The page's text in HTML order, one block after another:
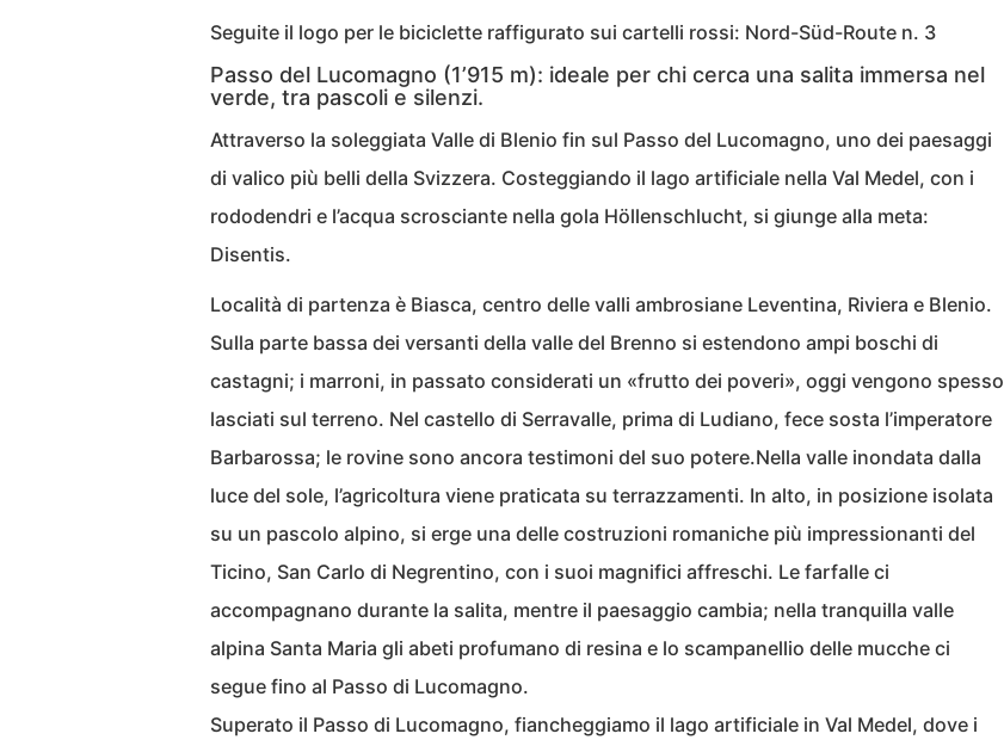
Seguite il logo per le biciclette raffigurato sui cartelli rossi: Nord-Süd-Route n. 3
Passo del Lucomagno (1’915 m): ideale per chi cerca una salita immersa nel
verde, tra pascoli e silenzi.
Attraverso la soleggiata Valle di Blenio fin sul Passo del Lucomagno, uno dei paesaggi
di valico più belli della Svizzera. Costeggiando il lago artificiale nella Val Medel, con i
rododendri e l’acqua scrosciante nella gola Höllenschlucht, si giunge alla meta:
Disentis.
Località di partenza è Biasca, centro delle valli ambrosiane Leventina, Riviera e Blenio.
Sulla parte bassa dei versanti della valle del Brenno si estendono ampi boschi di
castagni; i marroni, in passato considerati un «frutto dei poveri», oggi vengono spesso
lasciati sul terreno. Nel castello di Serravalle, prima di Ludiano, fece sosta l’imperatore
Barbarossa; le rovine sono ancora testimoni del suo potere.Nella valle inondata dalla
luce del sole, l’agricoltura viene praticata su terrazzamenti. In alto, in posizione isolata
su un pascolo alpino, si erge una delle costruzioni romaniche più impressionanti del
Ticino, San Carlo di Negrentino, con i suoi magnifici affreschi. Le farfalle ci
accompagnano durante la salita, mentre il paesaggio cambia; nella tranquilla valle
alpina Santa Maria gli abeti profumano di resina e lo scampanellio delle mucche ci
segue fino al Passo di Lucomagno.
Superato il Passo di Lucomagno, fiancheggiamo il lago artificiale in Val Medel, dove i